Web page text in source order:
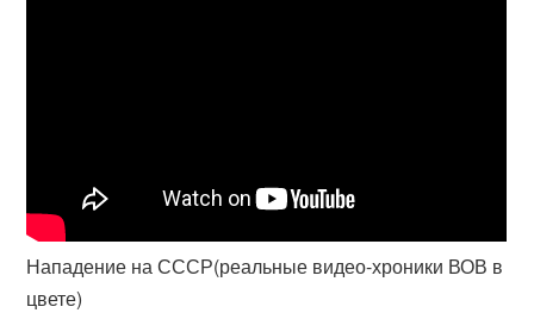
Нападение на СССР(реальные видео-хроники ВОВ в
цвете)